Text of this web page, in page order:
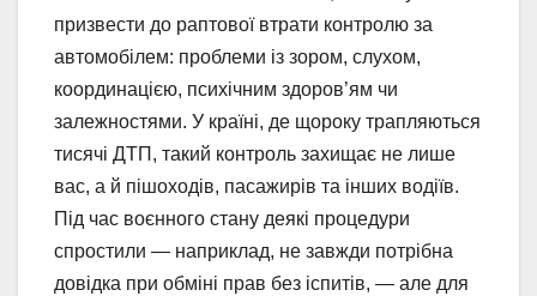
призвести до раптової втрати контролю за
автомобілем: проблеми із зором, слухом,
координацією, психічним здоров’ям чи
залежностями. У країні, де щороку трапляються
тисячі ДТП, такий контроль захищає не лише
вас, а й пішоходів, пасажирів та інших водіїв.
Під час воєнного стану деякі процедури
спростили — наприклад, не завжди потрібна
довідка при обміні прав без іспитів, — але для